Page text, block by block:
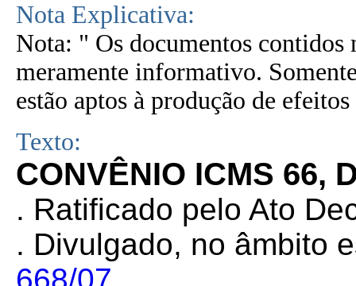
Nota Explicativa:
Nota: " Os documentos contidos
meramente informativo.
estão aptos à produção de
Texto:
CONVÊNIO ICMS 66,
. Ratificado pelo Ato
. Divulgado, no âmbito